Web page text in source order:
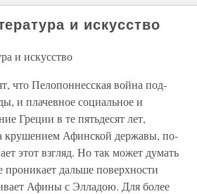
и искусство
и искусство
что Пелопоннесская война под­
и плачевное социальное и
Греции в те пятьдесят лет,
крушением Афинской державы, по-
этот взгляд. Но так может думать
проникает дальше поверхности
Афины с Элладою. Для более